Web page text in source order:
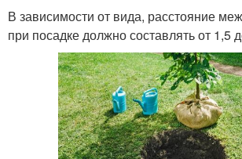
В зависимости от вида, расстояние
при посадке должно составлять от 1,5